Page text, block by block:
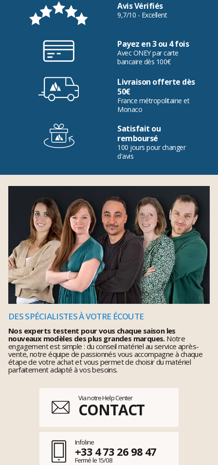
Avis Vérifiés
9,7/10 - Excellent
Payez en 3 ou 4 fois
Avec ONEY par carte
bancaire dès 100€
Livraison offerte dès
50€
France métropolitaine et
Monaco
Satisfait ou
remboursé
100 jours pour changer
d'avis
DES SPÉCIALISTES À VOTRE ÉCOUTE
Nos experts testent pour vous chaque saison les
nouveaux modèles des plus grandes marques.Notre
engagement est simple : du conseil matériel au service après-
vente, notre équipe de passionnés vous accompagne à chaque
étape de votre achat et vous permet de choisir du matériel
parfaitement adapté à vos besoins.
Via notre Help Center
CONTACT
Infoline
+33 4 73 26 98 47
Fermé le 15/08